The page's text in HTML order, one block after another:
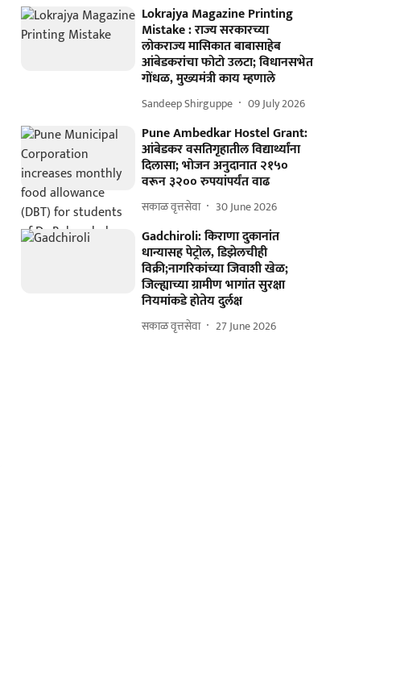
Lokrajya Magazine Printing
Mistake : राज्य सरकारच्या
लोकराज्य मासिकात बाबासाहेब
आंबेडकरांचा फोटो उलटा; विधानसभेत
गोंधळ, मुख्यमंत्री काय म्हणाले
Sandeep Shirguppe 09 July 2026
Pune Ambedkar Hostel Grant:
आंबेडकर वसतिगृहातील विद्यार्थ्यांना
दिलासा; भोजन अनुदानात २१५०
वरून ३२०० रुपयांपर्यंत वाढ
सकाळ वृत्तसेवा 30 June 2026
Gadchiroli: किराणा दुकानांत
धान्यासह पेट्रोल, डिझेलचीही
विक्री;नागरिकांच्या जिवाशी खेळ;
जिल्ह्याच्या ग्रामीण भागांत सुरक्षा
नियमांकडे होतेय दुर्लक्ष
सकाळ वृत्तसेवा 27 June 2026